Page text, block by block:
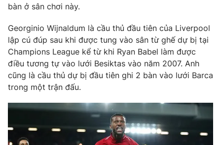
Thị trường 24h Tấm lòng Việt
VTV4 Vươn mình bằng AI
Liên hệ tòa soạn English
bàn ở sân chơi này.
Georginio Wijnaldum là cầu thủ đầu tiên của Liverpool
lập cú đúp sau khi được tung vào sân từ ghế dự bị tại
Champions League kể từ khi Ryan Babel làm được
điều tương tự vào lưới Besiktas vào năm 2007. Anh
cũng là cầu thủ dự bị đầu tiên ghi 2 bàn vào lưới Barca
trong một trận đấu.